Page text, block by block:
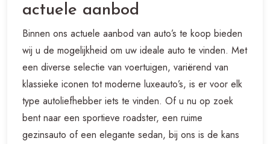
actuele aanbod
Binnen ons actuele aanbod van auto’s te koop bieden
wij u de mogelijkheid om uw ideale auto te vinden. Met
een diverse selectie van voertuigen, variërend van
klassieke iconen tot moderne luxeauto’s, is er voor elk
type autoliefhebber iets te vinden. Of u nu op zoek
bent naar een sportieve roadster, een ruime
gezinsauto of een elegante sedan, bij ons is de kans